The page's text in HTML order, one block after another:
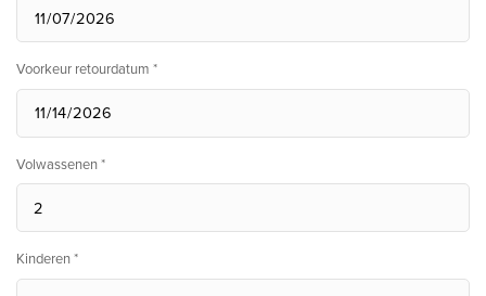
Voorkeur retourdatum *
Volwassenen *
Kinderen *